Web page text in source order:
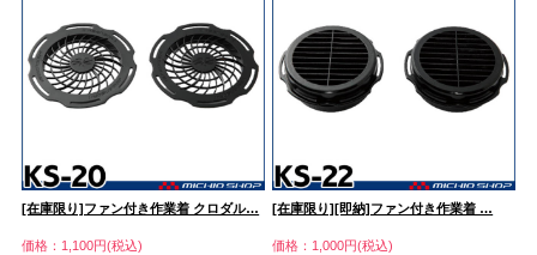
[在庫限り]ファン付き作業着 クロダル…
価格：1,100円(税込)
[在庫限り][即納]ファン付き作業着 …
価格：1,000円(税込)